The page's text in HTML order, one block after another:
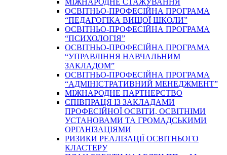
МІЖНАРОДНЕ СТАЖУВАННЯ
ОСВІТНЬО-ПРОФЕСІЙНА ПРОГРАМА
“ПЕДАГОГІКА ВИЩОЇ ШКОЛИ”
ОСВІТНЬО-ПРОФЕСІЙНА ПРОГРАМА
“ПСИХОЛОГІЯ”
ОСВІТНЬО-ПРОФЕСІЙНА ПРОГРАМА
“УПРАВЛІННЯ НАВЧАЛЬНИМ
ЗАКЛАДОМ”
ОСВІТНЬО-ПРОФЕСІЙНА ПРОГРАМА
“АДМІНІСТРАТИВНИЙ МЕНЕДЖМЕНТ”
МІЖНАРОДНЕ ПАРТНЕРСТВО
СПІВПРАЦЯ ІЗ ЗАКЛАДАМИ
ПРОФЕСІЙНОЇ ОСВІТИ, ОСВІТНІМИ
УСТАНОВАМИ ТА ГРОМАДСЬКИМИ
ОРГАНІЗАЦІЯМИ
РИЗИКИ РЕАЛІЗАЦІЇ ОСВІТНЬОГО
КЛАСТЕРУ